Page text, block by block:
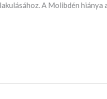
A Molibdén